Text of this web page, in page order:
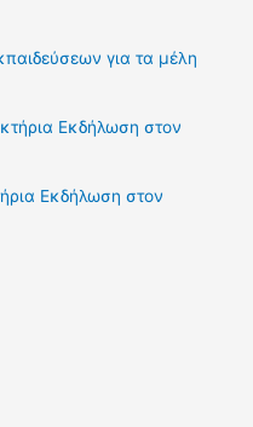
για τα μέλη
Εκδήλωση στον
Εκδήλωση στον